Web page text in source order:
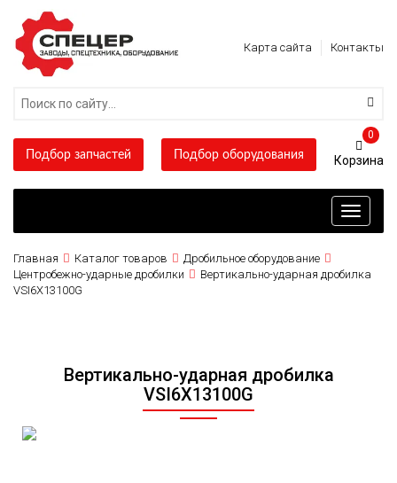
Карта сайта Контакты
Подбор запчастей Подбор оборудования
0
Toggle
Главная Каталог товаров
Дробильное оборудование
Центробежно-ударные дробилки
Вертикально-ударная дробилка
VSI6X13100G
Вертикально-ударная дробилка
VSI6X13100G